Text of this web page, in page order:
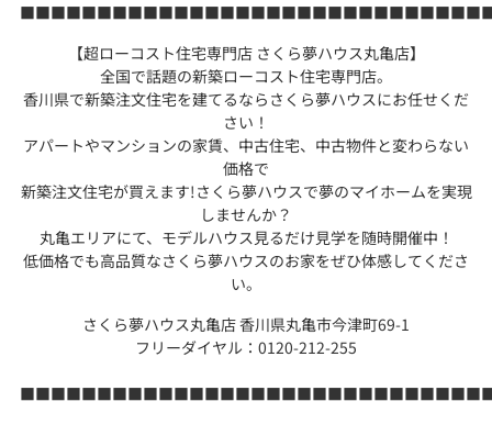
【超ローコスト住宅専門店 さくら夢ハウス丸亀店】
全国で話題の新築ローコスト住宅専門店。
香川県で新築注文住宅を建てるならさくら夢ハウスにお任せくだ
さい！
アパートやマンションの家賃、中古住宅、中古物件と変わらない
価格で
新築注文住宅が買えます!さくら夢ハウスで夢のマイホームを実現
しませんか？
丸亀エリアにて、モデルハウス見るだけ見学を随時開催中！
低価格でも高品質なさくら夢ハウスのお家をぜひ体感してくださ
い。
さくら夢ハウス丸亀店 香川県丸亀市今津町69-1
フリーダイヤル：0120-212-255